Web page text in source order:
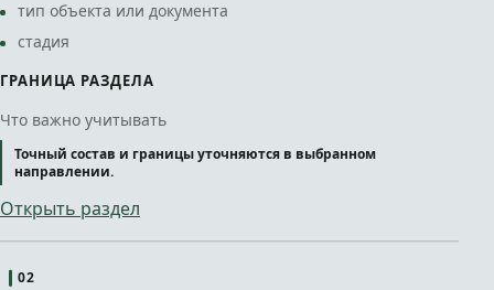
тип объекта или документа
стадия
ГРАНИЦА РАЗДЕЛА
Что важно учитывать
Точный состав и границы уточняются в выбранном
направлении.
Открыть раздел
02